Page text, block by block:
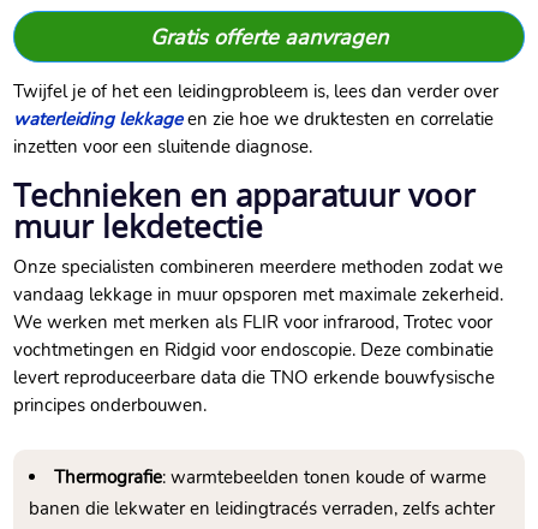
Gratis offerte aanvragen
Twijfel je of het een leidingprobleem is, lees dan verder over
waterleiding lekkageen zie hoe we druktesten en correlatie
inzetten voor een sluitende diagnose.​
Technieken en apparatuur voor
muur lekdetectie
Onze specialisten combineren meerdere methoden zodat we
vandaag lekkage in muur opsporen met maximale zekerheid.​
We werken met merken als FLIR voor infrarood, Trotec voor
vochtmetingen en Ridgid voor endoscopie.​ Deze combinatie
levert reproduceerbare data die TNO erkende bouwfysische
principes onderbouwen.​
Thermografie: warmtebeelden tonen koude of warme
banen die lekwater en leidingtracés verraden, zelfs achter